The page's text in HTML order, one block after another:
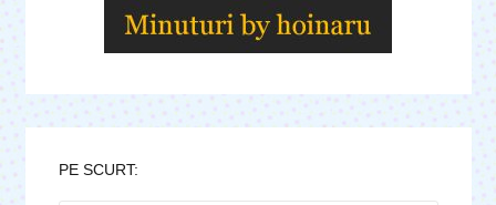
PE SCURT: